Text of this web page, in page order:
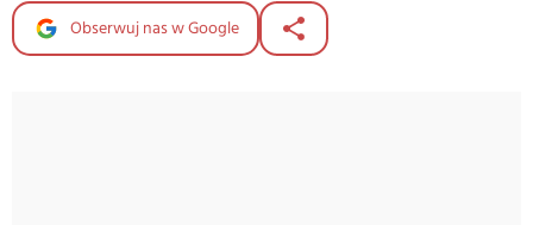
Obserwuj nas w Google